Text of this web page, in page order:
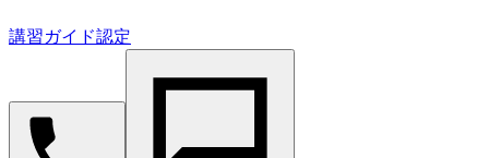
講習ガイド認定